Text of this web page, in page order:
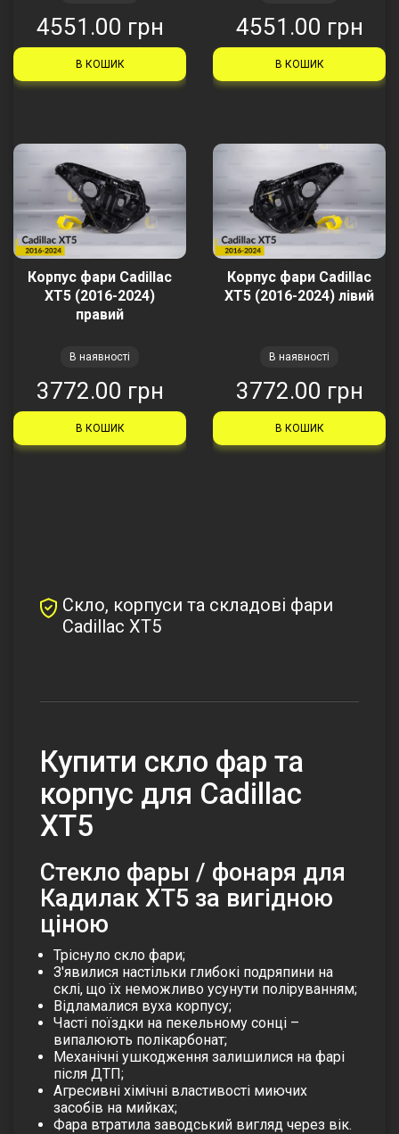
4551.00 грн
В КОШИК
4551.00 грн
В КОШИК
Корпус фари Cadillac
XT5 (2016-2024)
правий
В наявності
3772.00 грн
В КОШИК
Корпус фари Cadillac
XT5 (2016-2024) лівий
В наявності
3772.00 грн
В КОШИК
Скло, корпуси та складові фари
Cadillac XT5
Купити скло фар та
корпус для Cadillac
XT5
Стекло фары / фонаря для
Кадилак XT5 за вигідною
ціною
Тріснуло скло фари;
З'явилися настільки глибокі подряпини на
склі, що їх неможливо усунути поліруванням;
Відламалися вуха корпусу;
Часті поїздки на пекельному сонці –
випалюють полікарбонат;
Механічні ушкодження залишилися на фарі
після ДТП;
Агресивні хімічні властивості миючих
засобів на мийках;
Фара втратила заводський вигляд через вік.